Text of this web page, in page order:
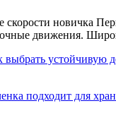
скорости новичка
движения.
устойчивую
подходит для